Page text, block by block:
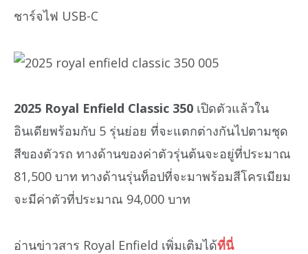
ชาร์จไฟ USB-C
2025 Royal Enfield Classic 350 เปิดตัวแล้วใน
อินเดียพร้อมกับ 5 รุ่นย่อย ที่จะแตกต่างกันไปตามชุด
สีของตัวรถ ทางด้านของค่าตัวรุ่นต้นจะอยู่ที่ประมาณ
81,500 บาท ทางด้านรุ่นท็อปที่จะมาพร้อมสีโครเมียม
จะมีค่าตัวที่ประมาณ 94,000 บาท
อ่านข่าวสาร Royal Enfield เพิ่มเติมได้ที่นี่